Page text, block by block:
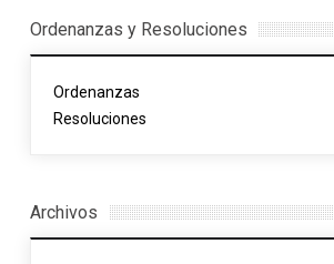
Ordenanzas y Resoluciones
Ordenanzas
Resoluciones
Archivos